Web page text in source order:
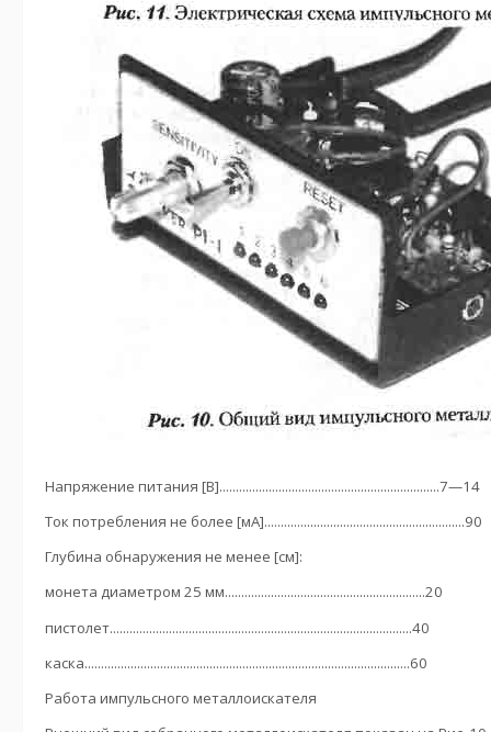
Напряжение питания [В]...................................................................7—14
Ток потребления не более [мА].............................................................90
Глубина обнаружения не менее [см]:
монета диаметром 25 мм.............................................................20
пистолет............................................................................................40
каска...................................................................................................60
Работа импульсного металлоискателя